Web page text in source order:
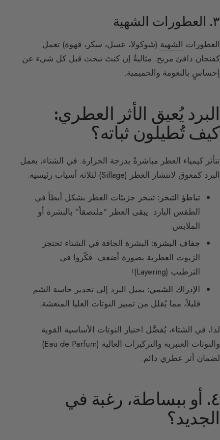
٣. العطورات الشهية
العطورات الشهية (شوكولا، عسل، سكر، قهوة) تعمل
كفنجان دافئ مريح. مثاليةٌ إن كنتَ تبحث قبل كل شيء عن
إحساسٍ بالنعومة والحميمية.
البرد يُعيق الأثر العطري:
كيف تُطيلون ثباته؟
تتأثر كيمياء العطر مباشرةً بدرجة الحرارة. في الشتاء، يعمل
البرد كمعوق لانتشار العطر (Sillage) لثلاثة أسباب رئيسية:
تباطؤ التبخر: تتبخر جزيئات العطر بشكل أبطأ في
الطقس البارد. يبقى العطر “ملتصقاً” بالبشرة أو
الملابس.
جفاف البشرة: البشرة الجافة في الشتاء تحتجز
الزيوت العطرية بصورة أضعف. فكّروا في
الترطيب (Layering)!
الإدراك الشمي: يميل البرد إلى تخدير حاسة الشم
قليلاً، مما يُقلل من تمييز النوتات العليا المنعشة.
لذا، في الشتاء، يُفضَّل اختيار النوتات الأساسية القوية
والنوتات العنبرية والتركيزات العالية (Eau de Parfum)
لضمان أثر عطري دائم.
٤. أو ببساطة، رغبة في
الجديد؟